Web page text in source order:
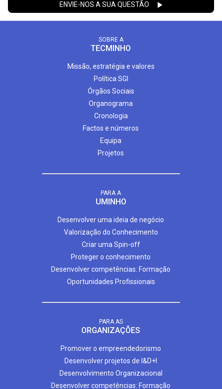
ENVIE-NOS A SUA QUESTÃO
SOBRE A
TECMINHO
Missão, estratégia e valores
Política SGI
Órgãos Sociais
Organograma
Cronologia
Factos e números
Equipa
Projetos
PARA A
UMINHO
Desenvolver uma ideia de negócio
Valorização do Conhecimento
Criar uma Spin-off
Proteger o conhecimento
Desenvolver competências: Formação
Oportunidades Profissionais
PARA AS
ORGANIZAÇÕES
Promover o empreendedorismo
Desenvolver projetos de I&D+I
Desenvolvimento Organizacional
Desenvolver competências: Formação